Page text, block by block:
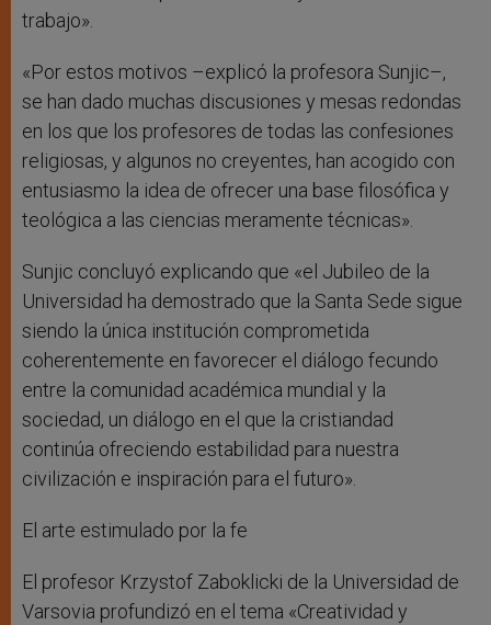
trabajo».
«Por estos motivos –explicó la profesora Sunjic–,
se han dado muchas discusiones y mesas redondas
en los que los profesores de todas las confesiones
religiosas, y algunos no creyentes, han acogido con
entusiasmo la idea de ofrecer una base filosófica y
teológica a las ciencias meramente técnicas».
Sunjic concluyó explicando que «el Jubileo de la
Universidad ha demostrado que la Santa Sede sigue
siendo la única institución comprometida
coherentemente en favorecer el diálogo fecundo
entre la comunidad académica mundial y la
sociedad, un diálogo en el que la cristiandad
continúa ofreciendo estabilidad para nuestra
civilización e inspiración para el futuro».
El arte estimulado por la fe
El profesor Krzystof Zaboklicki de la Universidad de
Varsovia profundizó en el tema «Creatividad y